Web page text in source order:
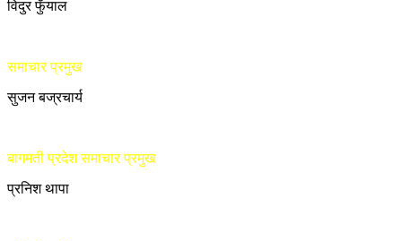
विदुर फुँयाल
समाचार प्रमुख
सुजन बज्रचार्य
बागमती प्रदेश समाचार प्रमुख
प्रनिश थापा